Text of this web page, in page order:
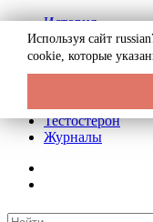
История
Биография
Криминал
Реклама на сайте
Тестостерон
Журналы
Используя сайт
cookie, которые